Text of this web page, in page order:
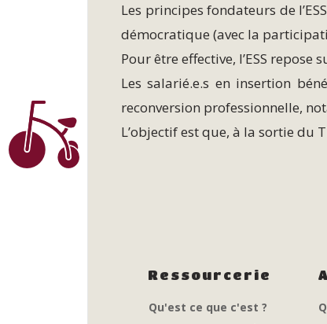
Les principes fondateurs de
démocratique (avec la
Pour être effective, l’ESS repose
Les salarié.e.s en insertion
reconversion professionnelle,
L’objectif est que, à la sortie du
Ressourcerie
Qu'est ce que c'est ?